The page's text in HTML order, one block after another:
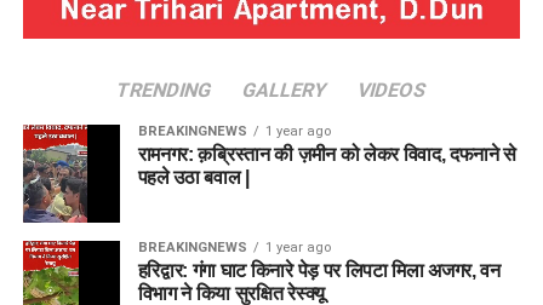
TRENDING GALLERY VIDEOS
BREAKINGNEWS 1 year ago
रामनगर: क़ब्रिस्तान की ज़मीन को लेकर विवाद, दफनाने से
पहले उठा बवाल |
BREAKINGNEWS 1 year ago
हरिद्वार: गंगा घाट किनारे पेड़ पर लिपटा मिला अजगर, वन
विभाग ने किया सुरक्षित रेस्क्यू